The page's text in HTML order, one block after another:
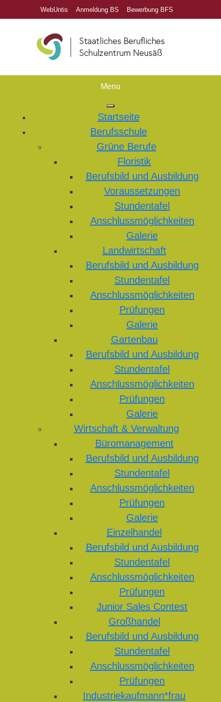
WebUntis Anmeldung BS Bewerbung BFS
Menu
Startseite
Berufsschule
Grüne Berufe
Floristik
Berufsbild und Ausbildung
Voraussetzungen
Stundentafel
Anschlussmöglichkeiten
Galerie
Landwirtschaft
Berufsbild und Ausbildung
Stundentafel
Anschlussmöglichkeiten
Prüfungen
Galerie
Gartenbau
Berufsbild und Ausbildung
Stundentafel
Anschlussmöglichkeiten
Prüfungen
Galerie
Wirtschaft & Verwaltung
Büromanagement
Berufsbild und Ausbildung
Stundentafel
Anschlussmöglichkeiten
Prüfungen
Galerie
Einzelhandel
Berufsbild und Ausbildung
Stundentafel
Anschlussmöglichkeiten
Prüfungen
Junior Sales Contest
Großhandel
Berufsbild und Ausbildung
Stundentafel
Anschlussmöglichkeiten
Prüfungen
Industriekaufmann*frau